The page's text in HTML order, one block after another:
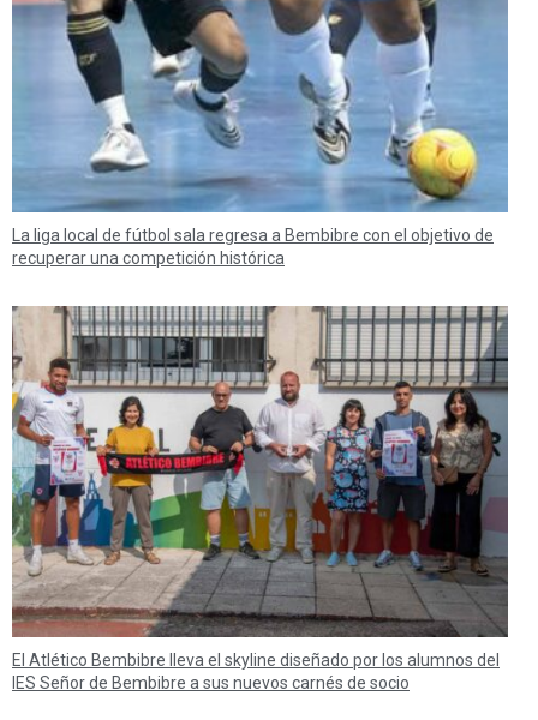
La liga local de fútbol sala regresa a Bembibre con el objetivo de
recuperar una competición histórica
El Atlético Bembibre lleva el skyline diseñado por los alumnos del
IES Señor de Bembibre a sus nuevos carnés de socio